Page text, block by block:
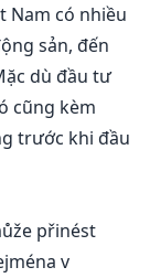
Nam có nhiều
sản, đến
dù đầu tư
cũng kèm
trước khi đầu
přinést
v